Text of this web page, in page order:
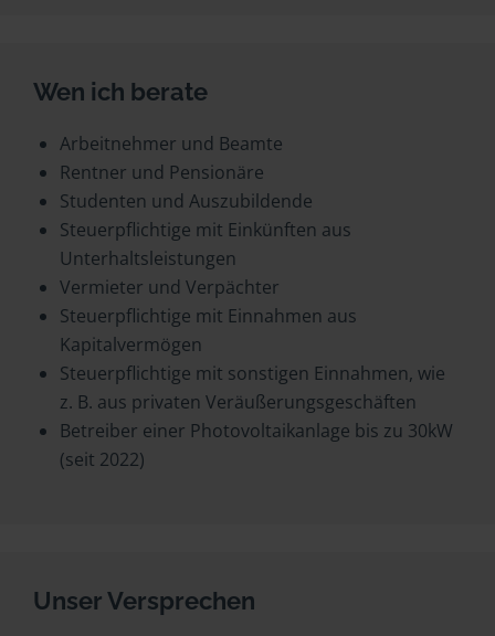
Wen ich berate
Arbeitnehmer und Beamte
Rentner und Pensionäre
Studenten und Auszubildende
Steuerpflichtige mit Einkünften aus
Unterhaltsleistungen
Vermieter und Verpächter
Steuerpflichtige mit Einnahmen aus
Kapitalvermögen
Steuerpflichtige mit sonstigen Einnahmen, wie
z. B. aus privaten Veräußerungsgeschäften
Betreiber einer Photovoltaikanlage bis zu 30kW
(seit 2022)
Unser Versprechen